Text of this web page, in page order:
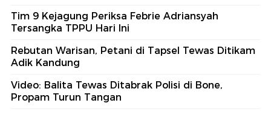
Tim 9 Kejagung Periksa Febrie Adriansyah
Tersangka TPPU Hari Ini
Rebutan Warisan, Petani di Tapsel Tewas Ditikam
Adik Kandung
Video: Balita Tewas Ditabrak Polisi di Bone,
Propam Turun Tangan